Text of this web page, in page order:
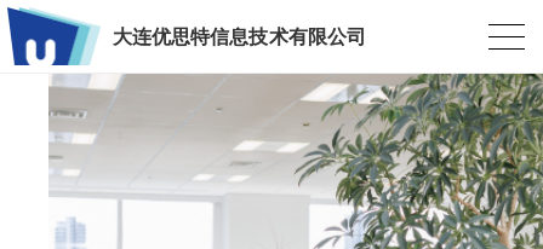
大连优思特信息技术有限公司